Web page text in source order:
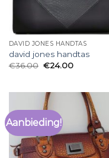
DAVID JONES HANDTAS
david jones handtas
€36.00 €24.00
Aanbieding!